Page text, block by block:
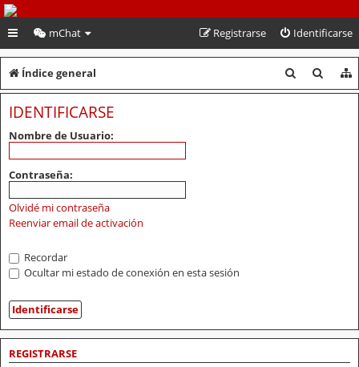
PeruVoley.com
mChat Identificarse
Registrarse
Índice general
u
u
IDENTIFICARSE
Nombre de Usuario:
Contraseña:
Olvidé mi contraseña
Reenviar email de activación
Recordar
Ocultar mi estado de conexión en esta sesión
REGISTRARSE